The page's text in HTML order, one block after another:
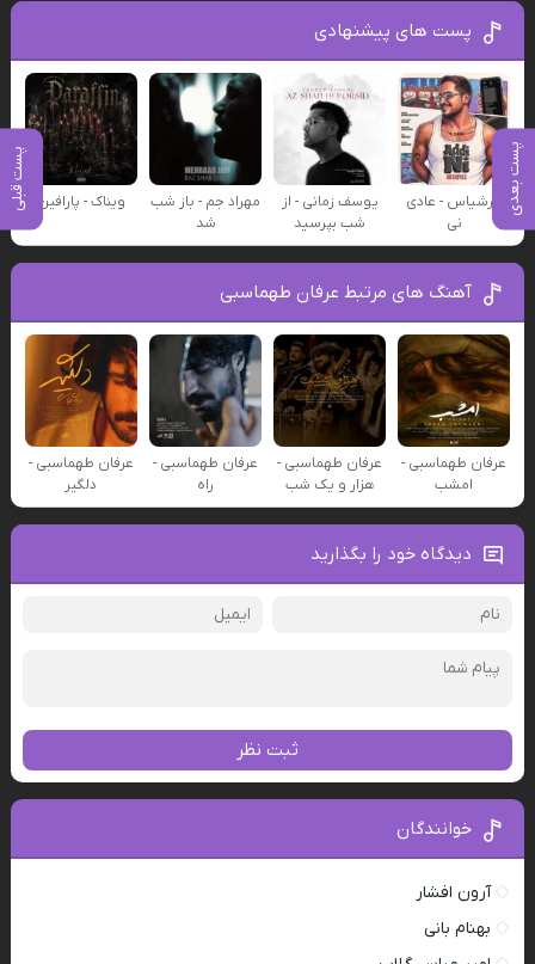
پست بعدی پست قبلی
پست های پیشنهادی
عرشیاس - عادی
نی
یوسف زمانی - از
شب بپرسید
مهراد جم - باز شب
شد
ویناک - پارافین
آهنگ های مرتبط عرفان طهماسبی
عرفان طهماسبی -
امشب
عرفان طهماسبی -
هزار و یک شب
عرفان طهماسبی -
راه
عرفان طهماسبی -
دلگیر
دیدگاه خود را بگذارید
ثبت نظر
خوانندگان
آرون افشار
بهنام بانی